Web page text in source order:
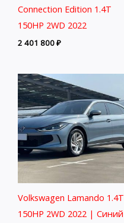
Connection Edition 1.4T
150HP 2WD 2022
2 401 800₽
Volkswagen Lamando 1.4T
150HP 2WD 2022 | Синий